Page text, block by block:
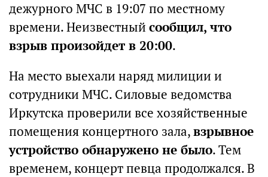
дежурного МЧС в 19:07 по местному
времени. Неизвестный сообщил, что
взрыв произойдет в 20:00.
На место выехали наряд милиции и
сотрудники МЧС. Силовые ведомства
Иркутска проверили все хозяйственные
помещения концертного зала,взрывное
устройство обнаружено не было. Тем
временем, концерт певца продолжался. В